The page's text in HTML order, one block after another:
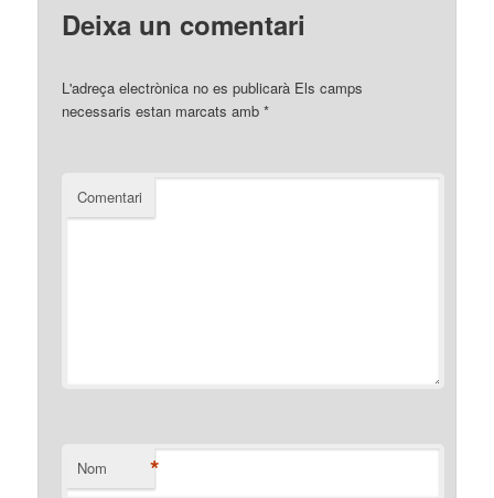
Deixa un comentari
L'adreça electrònica no es publicarà Els camps
necessaris estan marcats amb*
Comentari
Nom *